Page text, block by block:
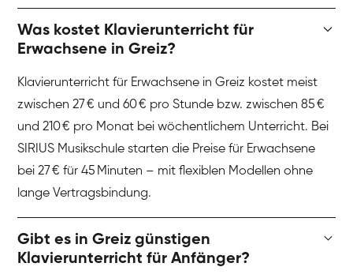
Was kostet Klavierunterricht für
Erwachsene in Greiz?
Klavierunterricht für Erwachsene in Greiz kostet meist
zwischen 27 € und 60 € pro Stunde bzw. zwischen 85 €
und 210 € pro Monat bei wöchentlichem Unterricht. Bei
SIRIUS Musikschule starten die Preise für Erwachsene
bei 27 € für 45 Minuten – mit flexiblen Modellen ohne
lange Vertragsbindung.
Gibt es in Greiz günstigen
Klavierunterricht für Anfänger?